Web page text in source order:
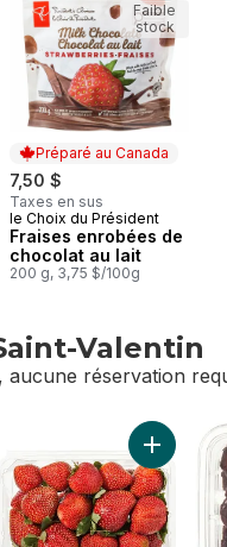
Préparé au Canada
7,50 $
Taxes en sus
Préparé au Canada
le Choix du Président
Fraises enrobées de
chocolat au lait
200 g, 3,75 $/100g
Faible
stock
Valentin
aucune réservation
Valentin
Plateau de fromage avec
Ajouter